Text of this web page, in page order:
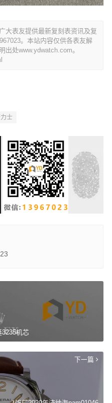
大表友提供最新复刻表资讯及复
。本站内容仅供各表友解
出处www.ydwatch.com。
士
机芯
下一篇